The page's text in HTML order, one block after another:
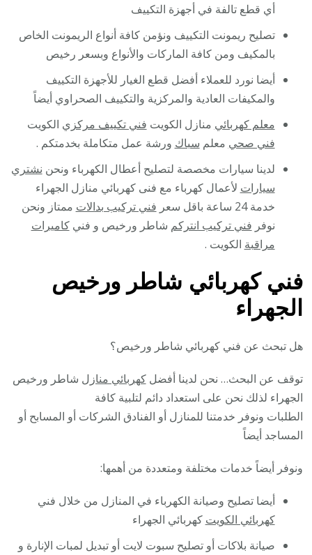
أي قطع تالفة في أجهزة التكييف
تصليح ريمونت التكييف ونؤمن كافة أنواع الريمونت الخاص
بالمكيف ومن كافة الماركات والأنواع وبسعر رخيص
أيضا نورد للعملاء أفضل قطع الغيار للأجهزة التكييف
والمكيفات العادية والمركزية والتكييف الصحراوي أيضاً
معلم كهربائي منازل الكويت فني تكييف مركزي الكويت
فني صحي معلم سباك ورشة عمل متكاملة بخدمتكم .
لدينا سيارات مخصصة لتصليح أعطال الكهرباء ونحن نشتري
سيارات لأعمال كهرباء مع فنى كهربائي منازل الجهراء
خدمة 24 ساعة باقل سعر
فني تركيب بدالات ممتاز ونحن
نوفر فني تركيب انتركم شاطر ورخيص و فنيكاميرات
مراقبة الكويت .
فني كهربائي شاطر ورخيص
الجهراء
هل تبحث عن فني كهربائي شاطر ورخيص؟
توقف عن البحث… نحن لدينا أفضلكهربائي منازل شاطر ورخيص
الجهراء لذلك نحن على استعداد دائم لتلبية كافة
الطلبات ونوفر خدمتنا للمنازل أو الفنادق الشركات أو المسابح أو
المساجد أيضاً
ونوفر أيضاً خدمات مختلفة ومتعددة من أهمها:
أيضا تصليح وصيانة الكهرباء في المنازل من خلال فني
كهربائي الكويت كهربائي الجهراء
صيانة بلاكات أو تصليح سبوت لايت أو تبديل لمبات الإنارة و